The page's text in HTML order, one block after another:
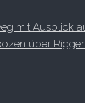
mit Ausblick
über